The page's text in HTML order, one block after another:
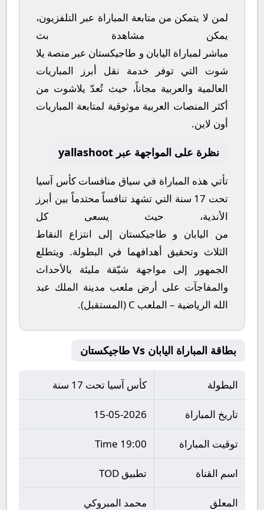
لمن لا يتمكن من متابعة المباراة عبر التلفزيون،
يمكن مشاهدة بث
مباشر لمباراة اليابان و طاجيكستان عبر منصة يلا
شوت التي توفر خدمة نقل أبرز المباريات
العالمية والعربية مجاناً، حيث تُعدّ يلاشوت من
أكثر المنصات العربية موثوقية لمتابعة المباريات
أون لاين.
نظرة على المواجهة عبر yallashoot
تأتي هذه المباراة في سياق منافساتكأس آسيا
تحت 17 سنة
التي تشهد تنافساً محتدماً بين أبرز
الأندية، حيث يسعى كل
من اليابان و طاجيكستان إلى انتزاع النقاط
الثلاث وتحقيق أهدافهما في البطولة. ويتطلع
الجمهور إلى مواجهة شيّقة مليئة بالأحداث
والمفاجآت على أرض ملعب مدينة الملك عبد
الله الرياضية – الملعب C (المستقبل)
.
بطاقة المباراة اليابان Vs طاجيكستان
البطولة كأس آسيا تحت 17 سنة
تاريخ المباراة 15-05-2026
توقيت المباراة 19:00 Time
اسم القناة تطبيق TOD
المعلق محمد المبروكي